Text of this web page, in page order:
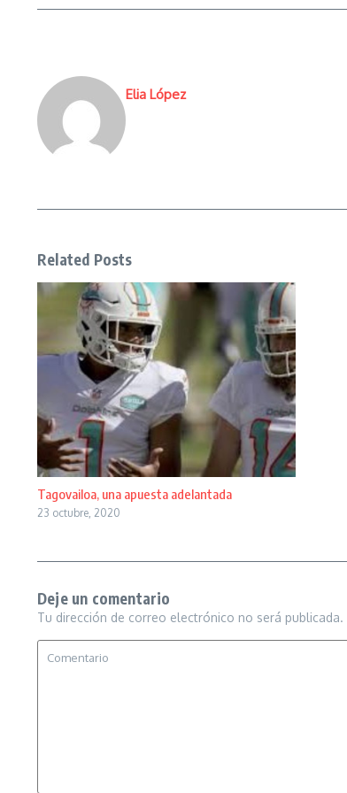
Elia López
Related Posts
Tagovailoa, una apuesta adelantada
23 octubre, 2020
Deje un comentario
Tu dirección de correo electrónico no será publicada.